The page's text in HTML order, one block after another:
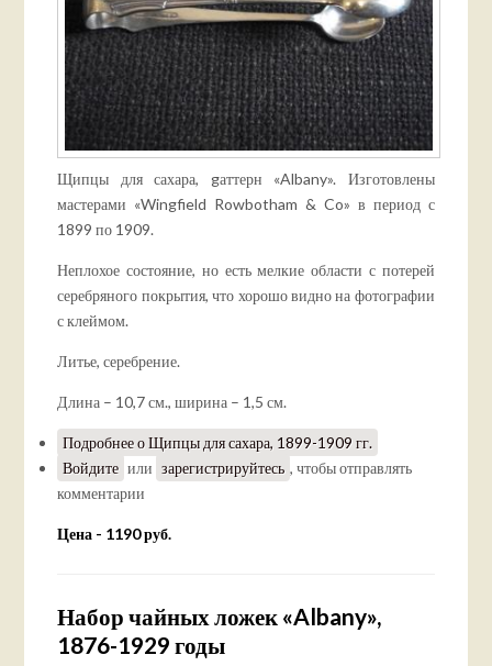
Щипцы для сахара, gаттерн «Albany». Изготовлены
мастерами «Wingfield Rowbotham & Co» в период с
1899 по 1909.
Неплохое состояние, но есть мелкие области с потерей
серебряного покрытия, что хорошо видно на фотографии
с клеймом.
Литье, серебрение.
Длина – 10,7 см., ширина – 1,5 см.
Подробнеео Щипцы для сахара, 1899-1909 гг.
Войдите или зарегистрируйтесь , чтобы отправлять
комментарии
Цена - 1190 руб.
Набор чайных ложек «Albany»,
1876-1929 годы